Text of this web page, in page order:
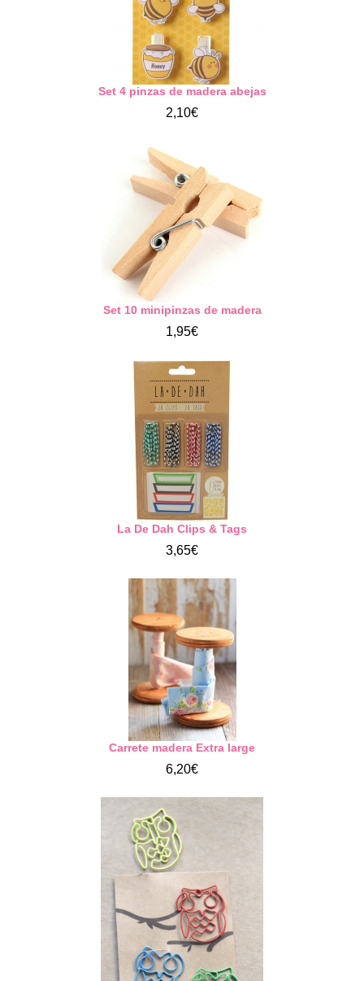
Set 4 pinzas de madera abejas
2,10€
Set 10 minipinzas de madera
1,95€
La De Dah Clips & Tags
3,65€
Carrete madera Extra large
6,20€